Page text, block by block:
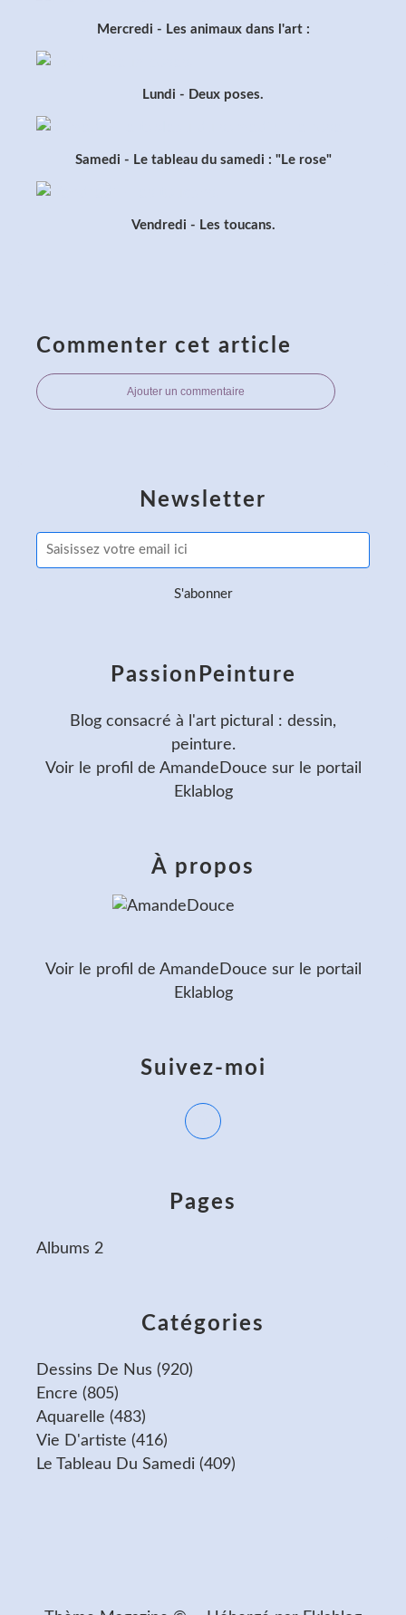
Mercredi - Les animaux dans l'art :
Lundi - Deux poses.
Samedi - Le tableau du samedi : "Le rose"
Vendredi - Les toucans.
Commenter cet article
Ajouter un commentaire
Newsletter
Catégories
Dessins De Nus (920)
Encre (805)
Aquarelle (483)
Vie D'artiste (416)
Le Tableau Du Samedi (409)
Pages
Albums 2
PassionPeinture
Blog consacré à l'art pictural : dessin,
peinture.
Voir le profil de AmandeDouce sur le portail
Eklablog
Suivez-moi
À propos
Voir le profil de AmandeDouce sur le portail
Eklablog